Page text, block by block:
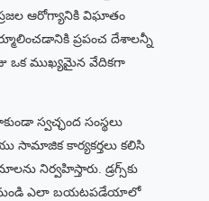
ఆరోగ్యానికి విఘాతం
ప్రపంచ దేశాలన్నీ
ఒక ముఖ్యమైన వేదికగా
స్వచ్ఛంద సంస్థలు
సామాజిక కార్యకర్తలు కలిసి
నిర్వహిస్తారు. డ్రగ్స్‌కు
నుండి ఎలా బయటపడేయాలో